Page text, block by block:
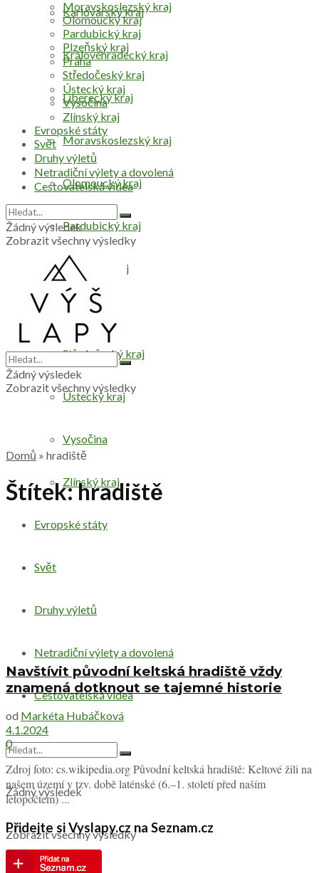
Karlovarský kraj
Královéhradecký kraj
Liberecký kraj
Moravskoslezský kraj
Olomoucký kraj
Pardubický kraj
Plzeňský kraj
Praha
Středočeský kraj
Ústecký kraj
Vysočina
Zlínský kraj
Evropské státy
Svět
Druhy výletů
Netradiční výlety a dovolená
Cestovatelská videa
Žádný výsledek
Zobrazit všechny výsledky
Moravskoslezský kraj
Olomoucký kraj
Pardubický kraj
Plzeňský kraj
Praha
Středočeský kraj
Ústecký kraj
Vysočina
Zlínský kraj
Evropské státy
Svět
Druhy výletů
Netradiční výlety a dovolená
Cestovatelská videa
Žádný výsledek
Zobrazit všechny výsledky
Žádný výsledek
Zobrazit všechny výsledky
Domů » hradiště
Štítek:hradiště
Navštívit původní keltská hradiště vždy
znamená dotknout se tajemné historie
od Markéta Hubáčková
4.1.2024
0
Zdroj foto: cs.wikipedia.org Původní keltská hradiště: Keltové žili na
našem území v tzv. době laténské (6.–1. století před naším
letopočtem) ...
Přidejte si Vyslapy.cz na Seznam.cz